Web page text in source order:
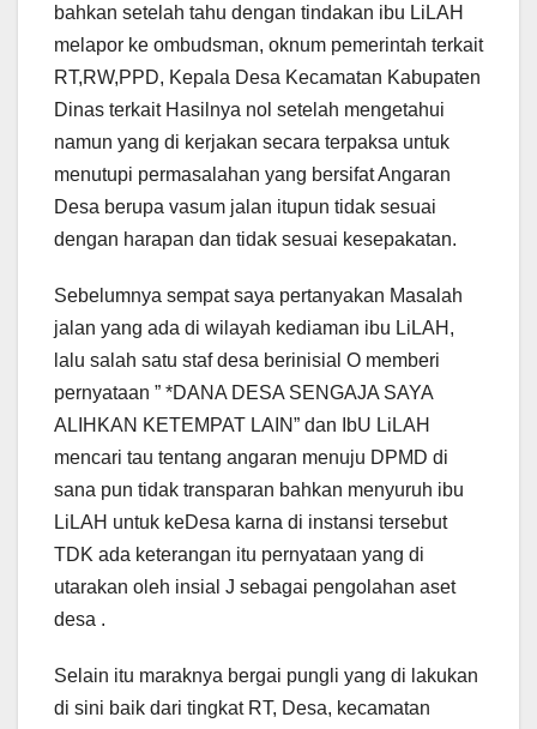
bahkan setelah tahu dengan tindakan ibu LiLAH
melapor ke ombudsman, oknum pemerintah terkait
RT,RW,PPD, Kepala Desa Kecamatan Kabupaten
Dinas terkait Hasilnya nol setelah mengetahui
namun yang di kerjakan secara terpaksa untuk
menutupi permasalahan yang bersifat Angaran
Desa berupa vasum jalan itupun tidak sesuai
dengan harapan dan tidak sesuai kesepakatan.
Sebelumnya sempat saya pertanyakan Masalah
jalan yang ada di wilayah kediaman ibu LiLAH,
lalu salah satu staf desa berinisial O memberi
pernyataan ” *DANA DESA SENGAJA SAYA
ALIHKAN KETEMPAT LAIN” dan IbU LiLAH
mencari tau tentang angaran menuju DPMD di
sana pun tidak transparan bahkan menyuruh ibu
LiLAH untuk keDesa karna di instansi tersebut
TDK ada keterangan itu pernyataan yang di
utarakan oleh insial J sebagai pengolahan aset
desa .
Selain itu maraknya bergai pungli yang di lakukan
di sini baik dari tingkat RT, Desa, kecamatan